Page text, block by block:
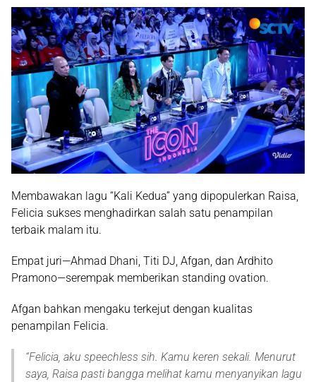
Membawakan lagu “Kali Kedua” yang dipopulerkan Raisa,
Felicia sukses menghadirkan salah satu penampilan
terbaik malam itu.
Empat juri—Ahmad Dhani, Titi DJ, Afgan, dan Ardhito
Pramono—serempak memberikan standing ovation.
Afgan bahkan mengaku terkejut dengan kualitas
penampilan Felicia.
“Felicia, aku speechless sih. Kamu keren sekali. Menurut
saya, Raisa pasti bangga melihat kamu menyanyikan lagu